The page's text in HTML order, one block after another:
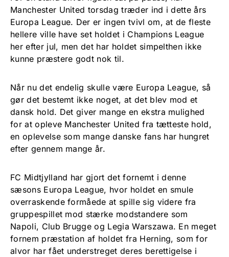
Manchester United torsdag træder ind i dette års
Europa League. Der er ingen tvivl om, at de fleste
hellere ville have set holdet i Champions League
her efter jul, men det har holdet simpelthen ikke
kunne præstere godt nok til.
Når nu det endelig skulle være Europa League, så
gør det bestemt ikke noget, at det blev mod et
dansk hold. Det giver mange en ekstra mulighed
for at opleve Manchester United fra tætteste hold,
en oplevelse som mange danske fans har hungret
efter gennem mange år.
FC Midtjylland har gjort det fornemt i denne
sæsons Europa League, hvor holdet en smule
overraskende formåede at spille sig videre fra
gruppespillet mod stærke modstandere som
Napoli, Club Brugge og Legia Warszawa. En meget
fornem præstation af holdet fra Herning, som for
alvor har fået understreget deres berettigelse i